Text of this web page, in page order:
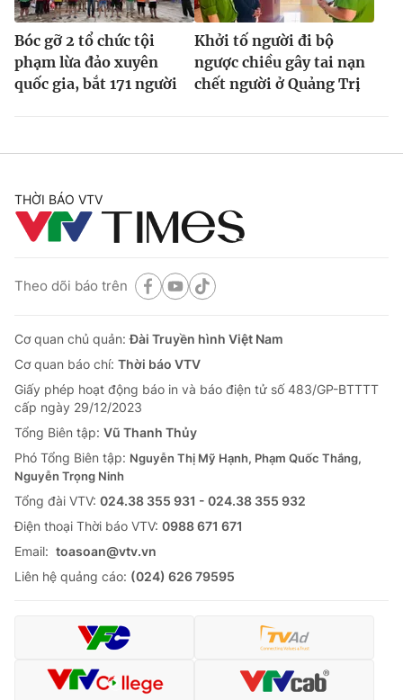
Bóc gỡ 2 tổ chức tội
phạm lừa đảo xuyên
quốc gia, bắt 171 người
Khởi tố người đi bộ
ngược chiều gây tai nạn
chết người ở Quảng Trị
THỜI BÁO VTV
Theo dõi báo trên
Cơ quan chủ quản:Đài Truyền hình Việt Nam
Cơ quan báo chí: Thời báo VTV
Giấy phép hoạt động báo in và báo điện tử số 483/GP-BTTTT
cấp ngày 29/12/2023
Tổng Biên tập: Vũ Thanh Thủy
Phó Tổng Biên tập: Nguyễn Thị Mỹ Hạnh, Phạm Quốc Thắng,
Nguyễn Trọng Ninh
Tổng đài VTV: 024.38 355 931 - 024.38 355 932
Ðiện thoại Thời báo VTV: 0988 671 671
Email: toasoan@vtv.vn
Liên hệ quảng cáo: (024) 626 79595